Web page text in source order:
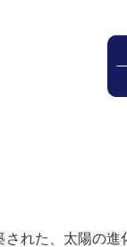
れた、太陽の進